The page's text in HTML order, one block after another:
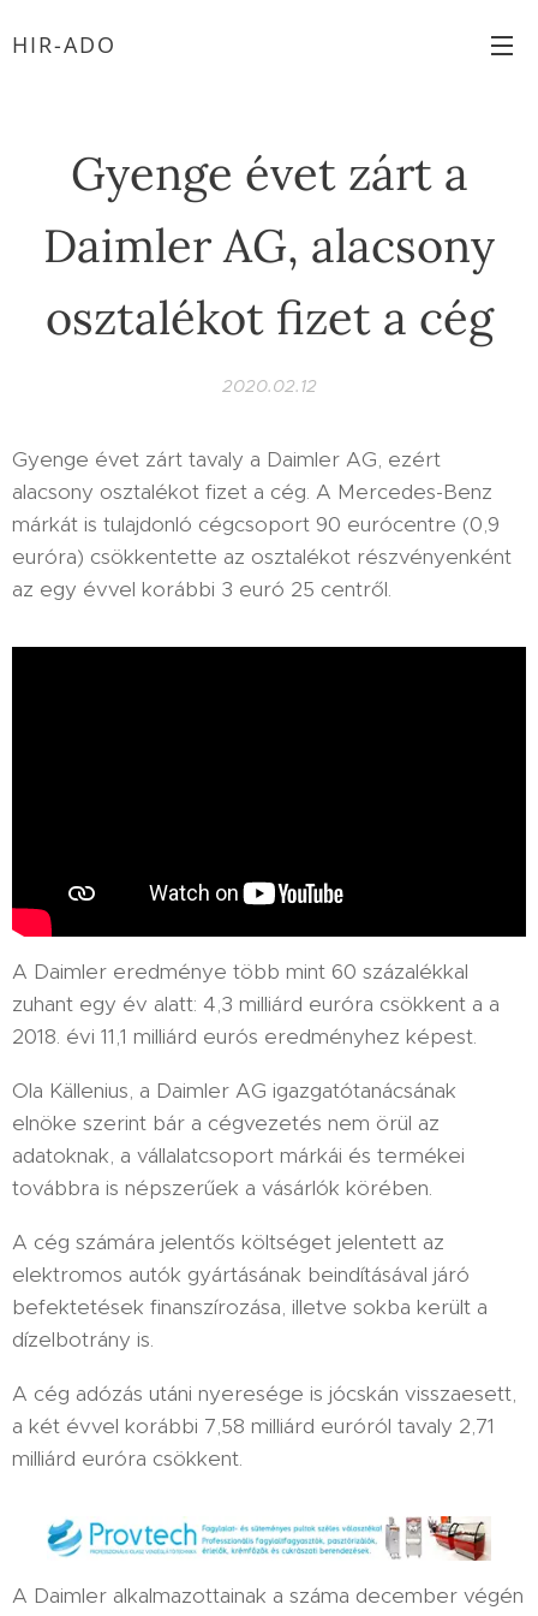
HIR-ADO
Gyenge évet zárt a
Daimler AG, alacsony
osztalékot fizet a cég
2020.02.12
Gyenge évet zárt tavaly a Daimler AG, ezért
alacsony osztalékot fizet a cég. A Mercedes-Benz
márkát is tulajdonló cégcsoport 90 eurócentre (0,9
euróra) csökkentette az osztalékot részvényenként
az egy évvel korábbi 3 euró 25 centről.
A Daimler eredménye több mint 60 százalékkal
zuhant egy év alatt: 4,3 milliárd euróra csökkent a a
2018. évi 11,1 milliárd eurós eredményhez képest.
Ola Källenius, a Daimler AG igazgatótanácsának
elnöke szerint bár a cégvezetés nem örül az
adatoknak, a vállalatcsoport márkái és termékei
továbbra is népszerűek a vásárlók körében.
A cég számára jelentős költséget jelentett az
elektromos autók gyártásának beindításával járó
befektetések finanszírozása, illetve sokba került a
dízelbotrány is.
A cég adózás utáni nyeresége is jócskán visszaesett,
a két évvel korábbi 7,58 milliárd euróról tavaly 2,71
milliárd euróra csökkent.
A Daimler alkalmazottainak a száma december végén